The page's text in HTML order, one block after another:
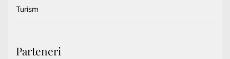
Turism
Parteneri